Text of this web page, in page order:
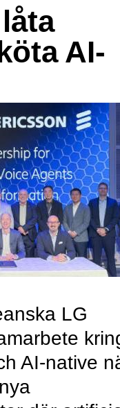
AI-
LG
AI-native